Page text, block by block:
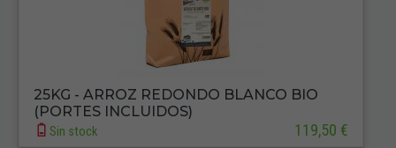
25KG - ARROZ REDONDO BLANCO BIO
(PORTES INCLUIDOS)
Sin stock 119,50 €